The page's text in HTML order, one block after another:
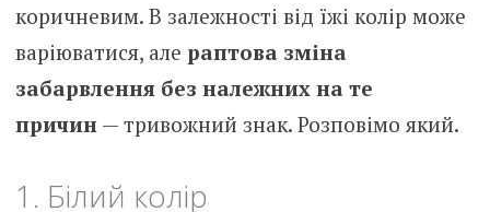
коричневим. В залежності від їжі колір може
варіюватися, але раптова зміна
забарвлення без належних на те
причин— тривожний знак. Розповімо який.
1. Білий колір